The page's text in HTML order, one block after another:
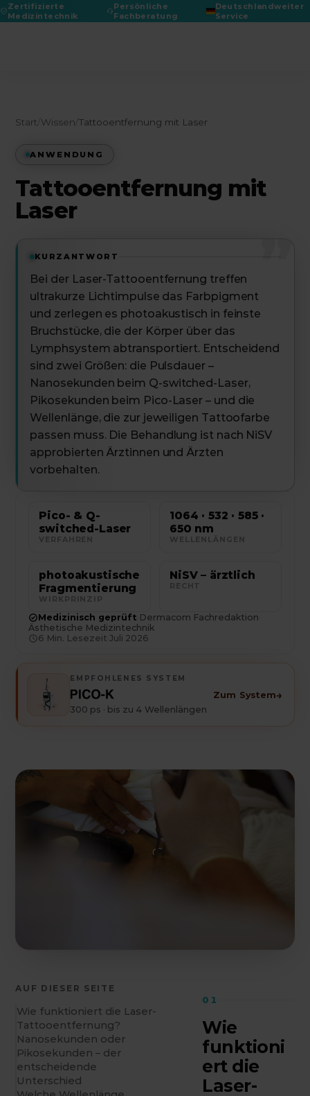
Zertifizierte
Medizintechnik
Persönliche
Fachberatung
Deutschlandweiter
Service
Start Wissen /Tattooentfernung mit Laser
ANWENDUNG
Tattooentfernung mit
Laser
KURZANTWORT
Bei der Laser-Tattooentfernung treffen
ultrakurze Lichtimpulse das Farbpigment
und zerlegen es photoakustisch in feinste
Bruchstücke, die der Körper über das
Lymphsystem abtransportiert. Entscheidend
sind zwei Größen: die Pulsdauer –
Nanosekunden beim Q-switched-Laser,
Pikosekunden beim Pico-Laser – und die
Wellenlänge, die zur jeweiligen Tattoofarbe
passen muss. Die Behandlung ist nach NiSV
approbierten Ärztinnen und Ärzten
vorbehalten.
Pico- & Q-
switched-Laser
VERFAHREN
1064 · 532 · 585 ·
650 nm
WELLENLÄNGEN
photoakustische
Fragmentierung
WIRKPRINZIP
NiSV – ärztlich
RECHT
Medizinisch geprüft Dermacom Fachredaktion
Ästhetische Medizintechnik
6 Min. Lesezeit ·Juli 2026
EMPFOHLENES SYSTEM
300 ps · bis zu 4 Wellenlängen
Zum System→
AUF DIESER SEITE
Wie funktioniert die Laser-
Tattooentfernung?
Nanosekunden oder
Pikosekunden – der
entscheidende
Unterschied
01
Wie
funktioni
ert die
Laser-